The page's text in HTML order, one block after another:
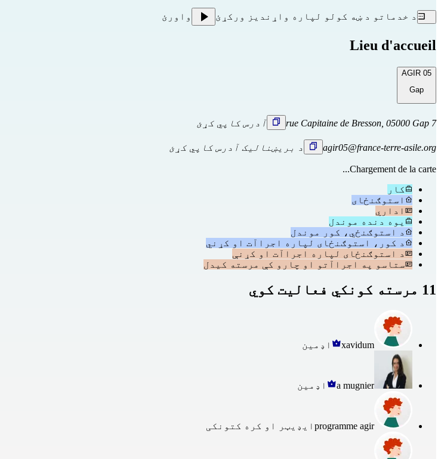
د خدماتو د ښه کولو لپاره واړندیز ورکړئ واورئ
Lieu d'accueil
AGIR 05
Gap
7 rue Capitaine de Bresson, 05000 Gap آدرس کاپي کړئ
agir05@france-terre-asile.org د بریښنالیک آدرس کاپي کړئ
Chargement de la carte...
کار
استوګنځای
اداري
یوه دنده موندل
د استوګنځي، کور موندل
د کور، استوګنځای لپاره اجراآت او کړني
د استوګنځای لپاره اجراآت او کړنې
ستاسو په اجراآتو او چارو کې مرسته کیدل
11 مرسته کونکي فعالیت کوي
xavidum اډمین
a mugnier اډمین
programme agir ایډیټر او کره کتونکی